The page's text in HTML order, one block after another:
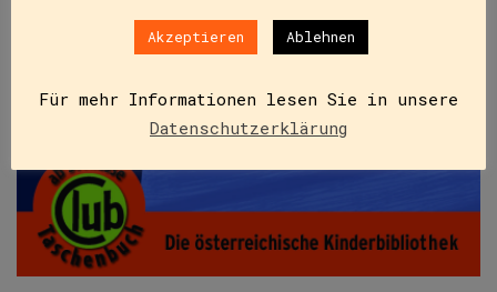
Akzeptieren Ablehnen
Für mehr Informationen lesen Sie in unsere
Datenschutzerklärung